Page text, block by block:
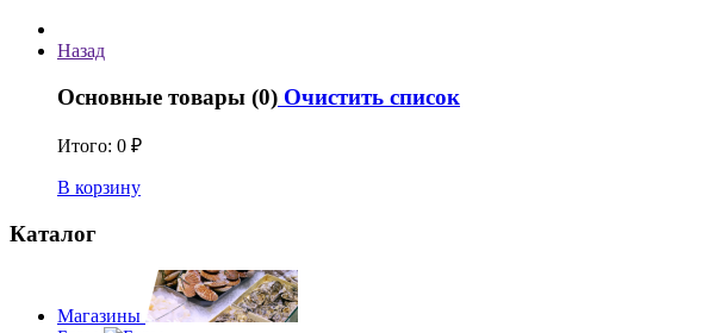
Назад
Основные товары (0) Очистить список
Итого: 0 ₽
В корзину
Каталог
Магазины